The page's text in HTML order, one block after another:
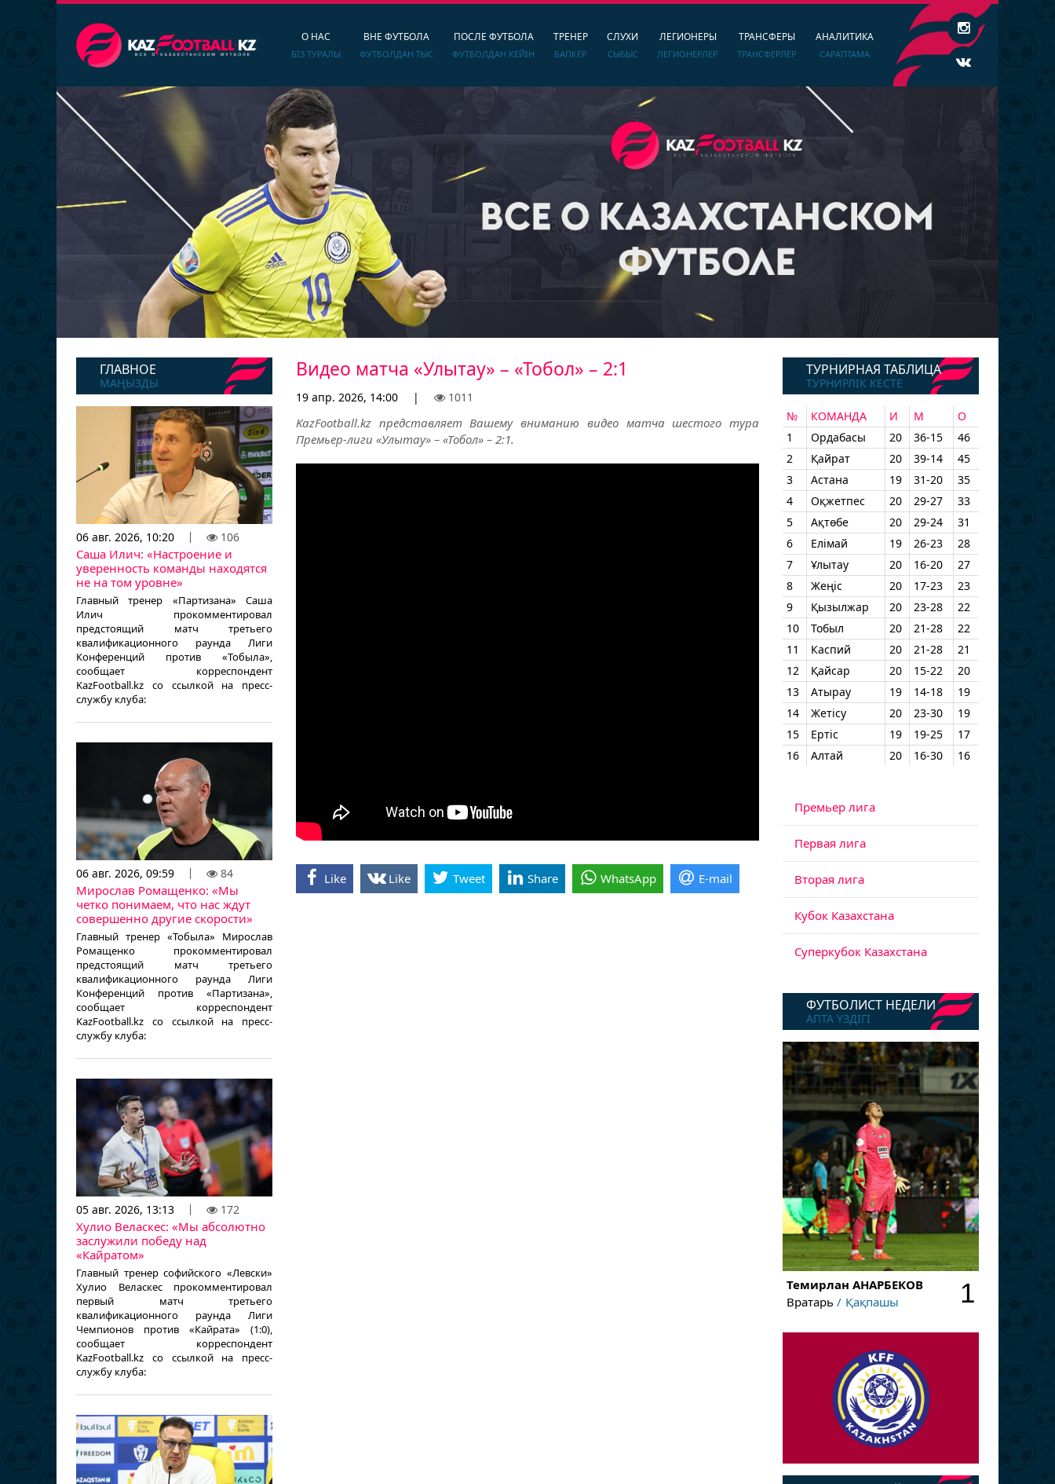
О НАС
БІЗ ТУРАЛЫ
ВНЕ ФУТБОЛА
ФУТБОЛДАН ТЫС
ПОСЛЕ ФУТБОЛА
ФУТБОЛДАН КЕЙІН
ТРЕНЕР
БАПКЕР
СЛУХИ
СЫБЫС
ЛЕГИОНЕРЫ
ЛЕГИОНЕРЛЕР
ТРАНСФЕРЫ
ТРАНСФЕРЛЕР
АНАЛИТИКА
САРАПТАМА
ГЛАВНОЕ
МАҢЫЗДЫ
06 авг. 2026, 10:20 106
Саша Илич: «Настроение и
уверенность команды находятся
не на том уровне»
Главный тренер «Партизана» Саша
Илич прокомментировал
предстоящий матч третьего
квалификационного раунда Лиги
Конференций против «Тобыла»,
сообщает корреспондент
KazFootball.kz со ссылкой на пресс-
службу клуба:
06 авг. 2026, 09:59 84
Мирослав Ромащенко: «Мы
четко понимаем, что нас ждут
совершенно другие скорости»
Главный тренер «Тобыла» Мирослав
Ромащенко прокомментировал
предстоящий матч третьего
квалификационного раунда Лиги
Конференций против «Партизана»,
сообщает корреспондент
KazFootball.kz со ссылкой на пресс-
службу клуба:
05 авг. 2026, 13:13 172
Хулио Веласкес: «Мы абсолютно
заслужили победу над
«Кайратом»
Главный тренер софийского «Левски»
Хулио Веласкес прокомментировал
первый матч третьего
квалификационного раунда Лиги
Чемпионов против «Кайрата» (1:0),
сообщает корреспондент
KazFootball.kz со ссылкой на пресс-
службу клуба:
Видео матча «Улытау» – «Тобол» – 2:1
19 апр. 2026, 14:00 | 1011
KazFootball.kz представляет Вашему вниманию видео матча шестого тура
Премьер-лиги «Улытау» – «Тобол» – 2:1.
Like Like Tweet Share WhatsApp E-mail
ТУРНИРНАЯ ТАБЛИЦА
ТУРНИРЛІК КЕСТЕ
№ КОМАНДА И М
О
1
Ордабасы 20 36-15
46
2
Қайрат 20 39-14
45
3
Астана 19 31-20
35
4
Оқжетпес 20 29-27
33
5
Ақтөбе 20 29-24
31
6
Елімай 19 26-23
28
7
Ұлытау 20 16-20
27
8
Жеңіс 20 17-23
23
9
Қызылжар 20 23-28
22
10
Тобыл 20 21-28
22
11
Каспий 20 21-28
21
12
Қайсар 20 15-22
20
13
Атырау 19 14-18
19
14
Жетісу 20 23-30
19
15
Ертіс 19 19-25
17
16
Алтай 20 16-30 16
Премьер лига
Первая лига
Вторая лига
Кубок Казахстана
Суперкубок Казахстана
ФУТБОЛИСТ НЕДЕЛИ
АПТА ҮЗДІГІ
Темирлан АНАРБЕКОВ
Вратарь
Қақпашы 1